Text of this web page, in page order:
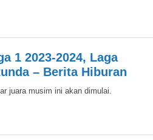
1 2023-2024, Laga
– Berita Hiburan
juara musim ini akan dimulai.